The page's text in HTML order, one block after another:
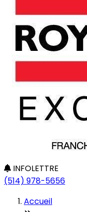
INFOLETTRE
(514) 978-5656
Accueil